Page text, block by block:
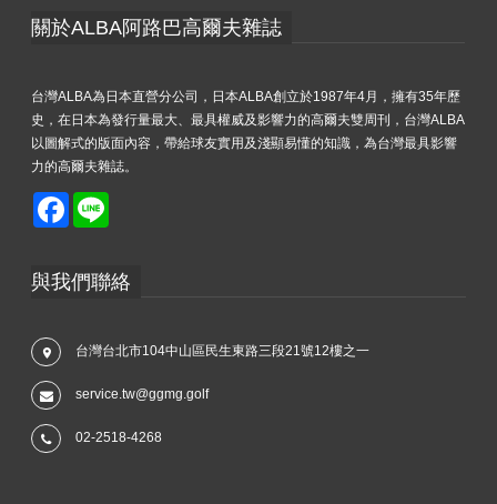
關於ALBA阿路巴高爾夫雜誌
台灣ALBA為日本直營分公司，日本ALBA創立於1987年4月，擁有35年歷
史，在日本為發行量最大、最具權威及影響力的高爾夫雙周刊，台灣ALBA
以圖解式的版面內容，帶給球友實用及淺顯易懂的知識，為台灣最具影響
力的高爾夫雜誌。
Facebook
與我們聯絡
台灣台北市104中山區民生東路三段21號12樓之一
service.tw@ggmg.golf
02-2518-4268